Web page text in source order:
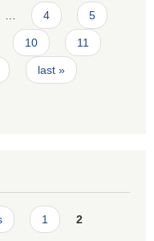
4 5
10 11
last »
1 2